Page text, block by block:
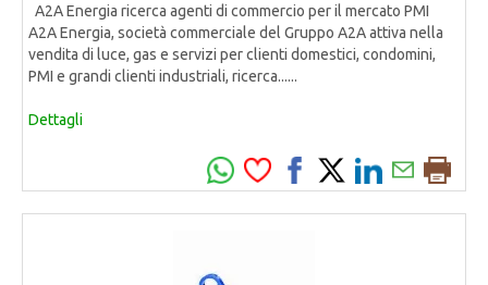
A2A Energia ricerca agenti di commercio per il mercato PMI
A2A Energia, società commerciale del Gruppo A2A attiva nella
vendita di luce, gas e servizi per clienti domestici, condomini,
PMI e grandi clienti industriali, ricerca......
Dettagli